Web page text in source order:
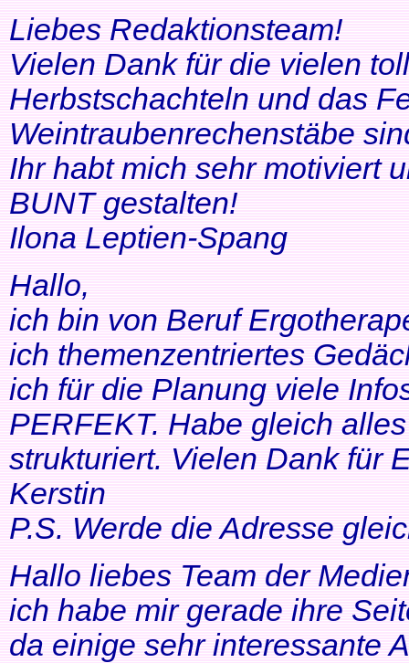
Liebes Redaktionsteam!
Vielen Dank für die vielen
Herbstschachteln und das
Weintraubenrechenstäbe
Ihr habt mich sehr motiviert
BUNT gestalten!
Ilona Leptien-Spang
Hallo,
ich bin von Beruf
ich themenzentriertes
ich für die Planung viele
PERFEKT. Habe gleich
strukturiert. Vielen Dank für
Kerstin
P.S. Werde die Adresse
Hallo liebes Team der
ich habe mir gerade ihre
da einige sehr interessante